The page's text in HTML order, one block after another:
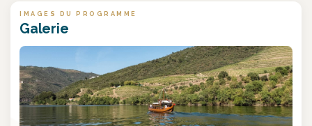
IMAGES DU PROGRAMME
Galerie